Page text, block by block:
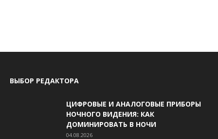
ВЫБОР РЕДАКТОРА
ЦИФРОВЫЕ И АНАЛОГОВЫЕ ПРИБОРЫ
НОЧНОГО ВИДЕНИЯ: КАК
ДОМИНИРОВАТЬ В НОЧИ
04.08.2026